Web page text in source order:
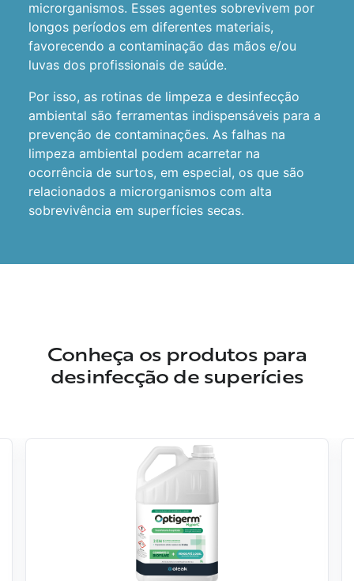
microrganismos. Esses agentes sobrevivem por
longos períodos em diferentes materiais,
favorecendo a contaminação das mãos e/ou
luvas dos profissionais de saúde.
Por isso, as rotinas de limpeza e desinfecção
ambiental são ferramentas indispensáveis para a
prevenção de contaminações. As falhas na
limpeza ambiental podem acarretar na
ocorrência de surtos, em especial, os que são
relacionados a microrganismos com alta
sobrevivência em superfícies secas.
Conheça os produtos para
desinfecção de superícies